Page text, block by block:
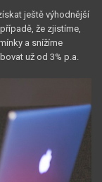
ještě výhodnější
že zjistíme,
a snížíme
už od 3% p.a.